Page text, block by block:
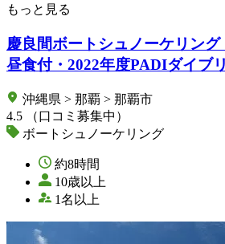
もっと見る
慶良間ボートシュノーケリング
昼食付・2022年度PADIダイブ
沖縄県 > 那覇 > 那覇市
4.5
（口コミ募集中）
ボートシュノーケリング
約8時間
10歳以上
1名以上